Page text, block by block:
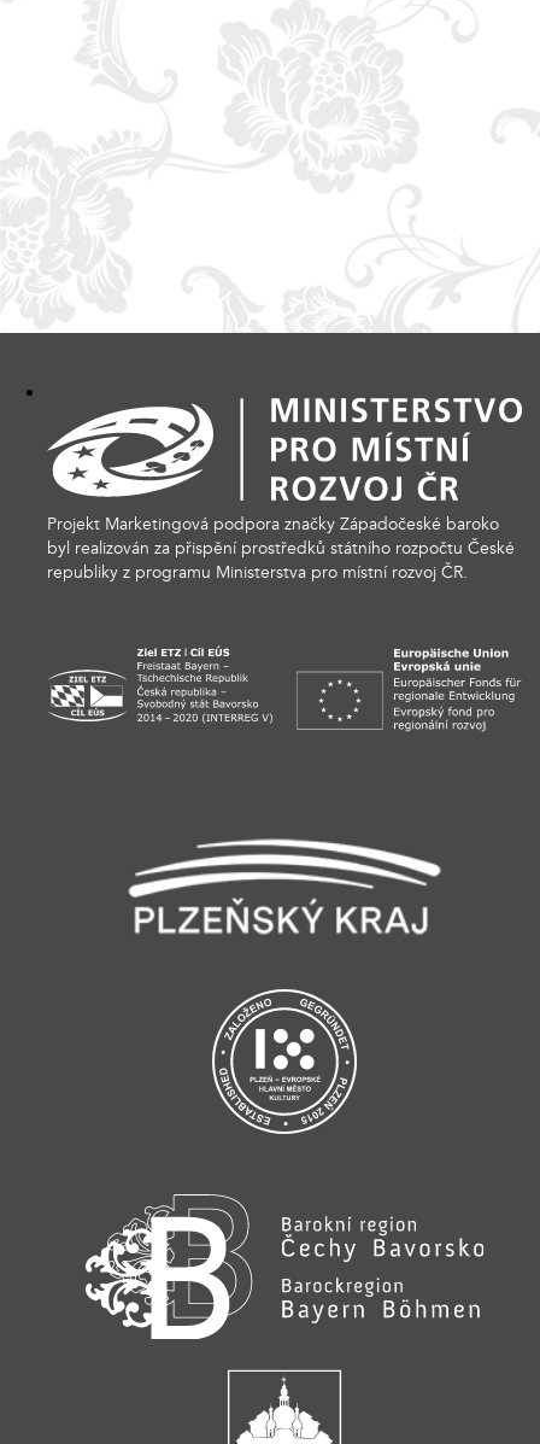
Projekt Marketingová podpora značky Západočeské baroko
byl realizován za přispění prostředků státního rozpočtu České
republiky z programu Ministerstva pro místní rozvoj ČR.